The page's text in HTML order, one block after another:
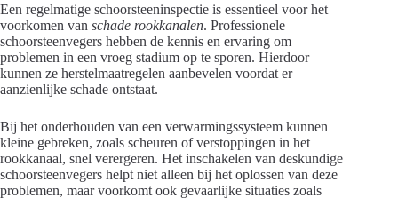
Een regelmatige schoorsteeninspectie is essentieel voor het
voorkomen van schade rookkanalen. Professionele
schoorsteenvegers hebben de kennis en ervaring om
problemen in een vroeg stadium op te sporen. Hierdoor
kunnen ze herstelmaatregelen aanbevelen voordat er
aanzienlijke schade ontstaat.
Bij het onderhouden van een verwarmingssysteem kunnen
kleine gebreken, zoals scheuren of verstoppingen in het
rookkanaal, snel verergeren. Het inschakelen van deskundige
schoorsteenvegers helpt niet alleen bij het oplossen van deze
problemen, maar voorkomt ook gevaarlijke situaties zoals